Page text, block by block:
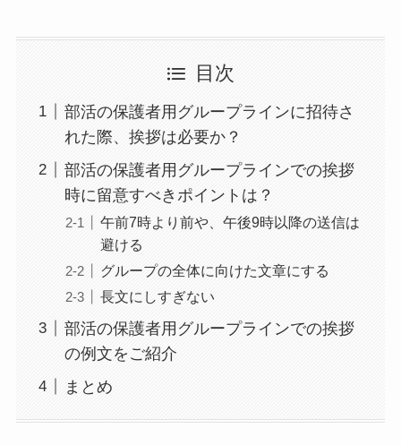
目次
部活の保護者用グループラインに招待さ
れた際、挨拶は必要か？
部活の保護者用グループラインでの挨拶
時に留意すべきポイントは？
午前7時より前や、午後9時以降の送信は
避ける
グループの全体に向けた文章にする
長文にしすぎない
部活の保護者用グループラインでの挨拶
の例文をご紹介
まとめ